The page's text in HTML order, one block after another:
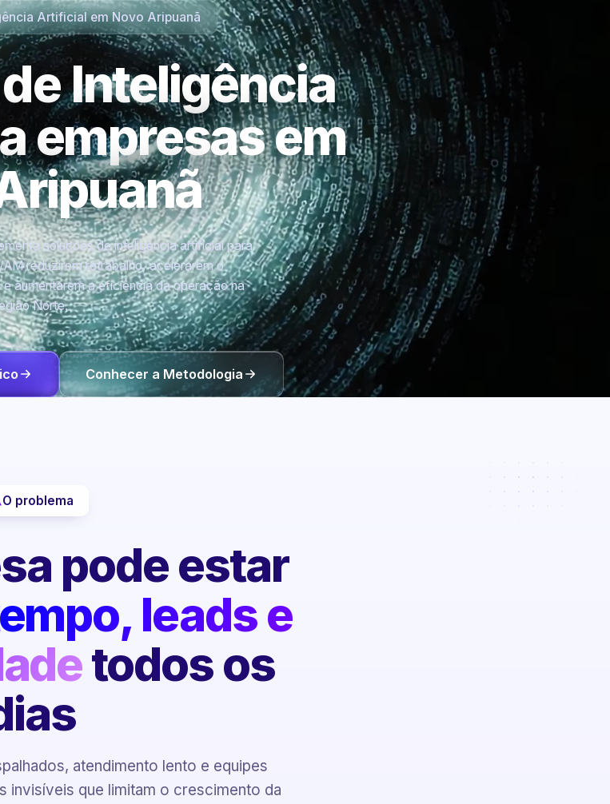
Artificial em Novo Aripuanã
Inteligência
empresas em
soluções de inteligência artificial para
reduzirem retrabalho, acelerarem o
aumentarem a eficiência da operação na
Norte.
Conhecer a Metodologia
O problema
pode estar
leads e
todos os
atendimento lento e equipes
invisíveis que limitam o crescimento da